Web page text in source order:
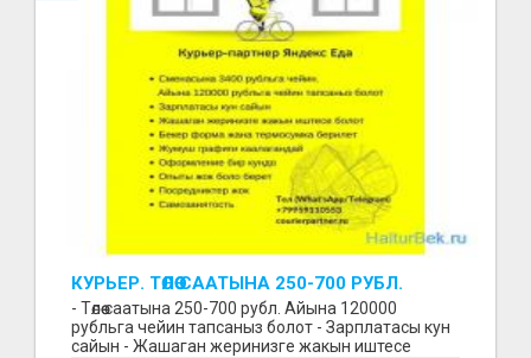
КУРЬЕР. ТӨЛӨӨ СААТЫНА 250-700 РУБЛ.
ЖУМУШ ГРАФИГИ СВОБОДНЫЙ. БЕЗ
ОПЫТА АЛАБЫЗ. ҮЙДҮН ЖАНЫНДА.
- Төлөө саатына 250-700 рубл. Айына 120000
рубльга чейин тапсаныз болот - Зарплатасы кун
сайын - Жашаган жеринизге жакын иштесе